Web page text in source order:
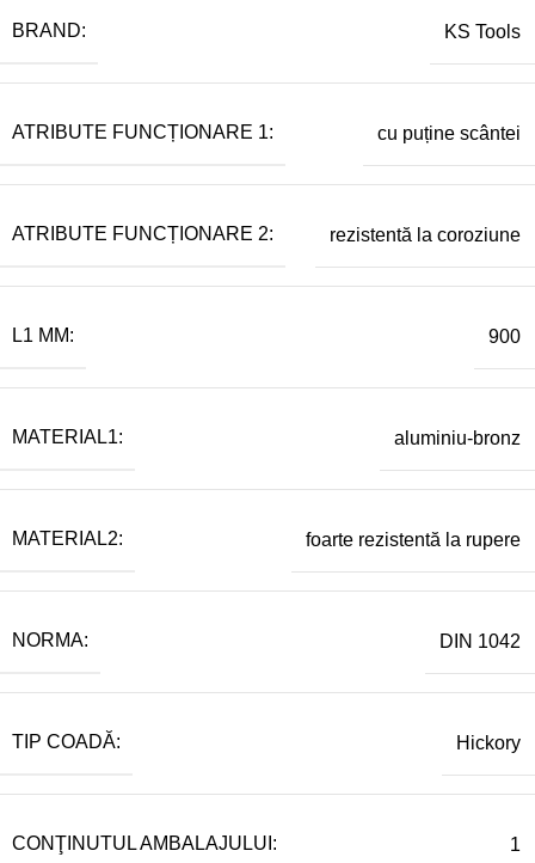
BRAND: KS Tools
ATRIBUTE FUNCȚIONARE 1: cu puține scântei
ATRIBUTE FUNCȚIONARE 2: rezistentă la coroziune
L1 MM: 900
MATERIAL1: aluminiu-bronz
MATERIAL2: foarte rezistentă la rupere
NORMA: DIN 1042
TIP COADĂ: Hickory
CONŢINUTUL AMBALAJULUI: 1